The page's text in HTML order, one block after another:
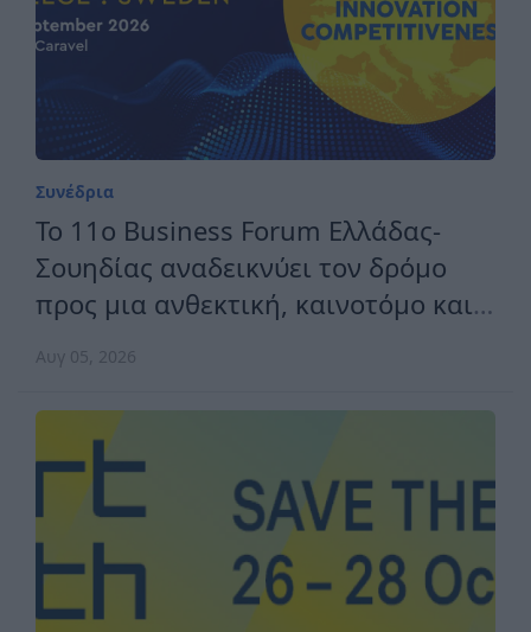
Συνέδρια
Το 11ο Business Forum Ελλάδας-
Σουηδίας αναδεικνύει τον δρόμο
προς μια ανθεκτική, καινοτόμο και
Αυγ 05, 2026